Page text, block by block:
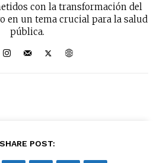
con la transformación del
en un tema crucial para la salud
pública.
SHARE POST: